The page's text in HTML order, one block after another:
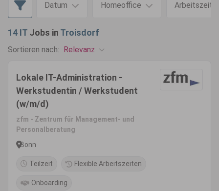
Datum Homeoffice Arbeitszeit
14 IT Jobs in Troisdorf
Sortieren nach: Relevanz
Lokale IT-Administration -
Werkstudentin / Werkstudent
(w/m/d)
zfm - Zentrum für Management- und
Personalberatung
Bonn
Teilzeit Flexible Arbeitszeiten
Onboarding